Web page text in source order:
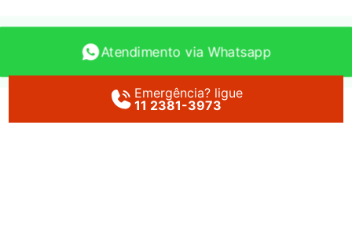
Atendimento via Whatsapp
Emergência? ligue
11 2381-3973